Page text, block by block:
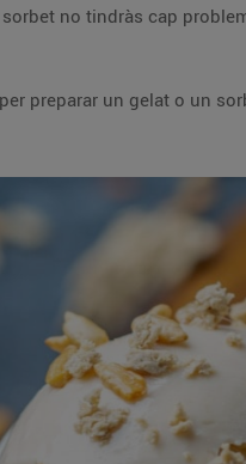
no tindràs cap
preparar un gelat o un